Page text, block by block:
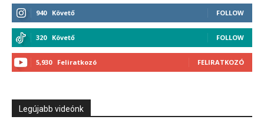
940 Követő FOLLOW
320 Követő FOLLOW
5,930 Feliratkozó FELIRATKOZÓ
Legújabb videónk